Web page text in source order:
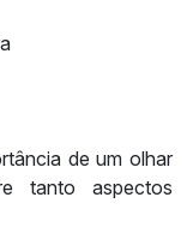
de um olhar
tanto aspectos